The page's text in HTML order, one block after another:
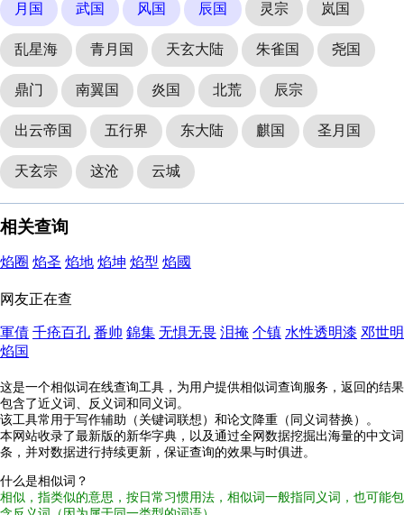
月国 武国 风国 辰国 灵宗 岚国
乱星海 青月国 天玄大陆 朱雀国 尧国
鼎门 南翼国 炎国 北荒 辰宗
出云帝国 五行界 东大陆 麒国 圣月国
天玄宗 这沧 云城
相关查询
焰圈 焰圣 焰地 焰坤 焰型 焰國
网友正在查
軍債 千疮百孔 番帅 錦集 无惧无畏 泪掩 个镇 水性透明漆 邓世明
焰国
这是一个相似词在线查询工具，为用户提供相似词查询服务，返回的结果
包含了近义词、反义词和同义词。
该工具常用于写作辅助（关键词联想）和论文降重（同义词替换）。
本网站收录了最新版的新华字典，以及通过全网数据挖掘出海量的中文词
条，并对数据进行持续更新，保证查询的效果与时俱进。
什么是相似词？
相似，指类似的意思，按日常习惯用法，相似词一般指同义词，也可能包